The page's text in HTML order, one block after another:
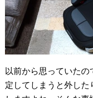
以前から思っていた
定してしまうと外した